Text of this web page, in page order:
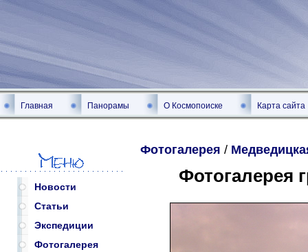
Главная Панорамы О Космопоиске Карта сайта
Новости
Статьи
Экспедиции
Фотогалерея
Фотогалерея /
Фотогалерея